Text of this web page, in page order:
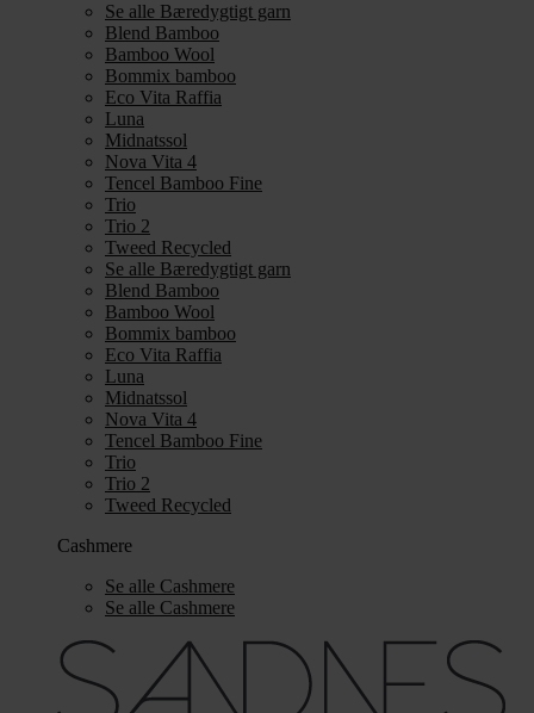
Se alle Bæredygtigt garn
Blend Bamboo
Bamboo Wool
Bommix bamboo
Eco Vita Raffia
Luna
Midnatssol
Nova Vita 4
Tencel Bamboo Fine
Trio
Trio 2
Tweed Recycled
Se alle Bæredygtigt garn
Blend Bamboo
Bamboo Wool
Bommix bamboo
Eco Vita Raffia
Luna
Midnatssol
Nova Vita 4
Tencel Bamboo Fine
Trio
Trio 2
Tweed Recycled
Cashmere
Se alle Cashmere
Se alle Cashmere